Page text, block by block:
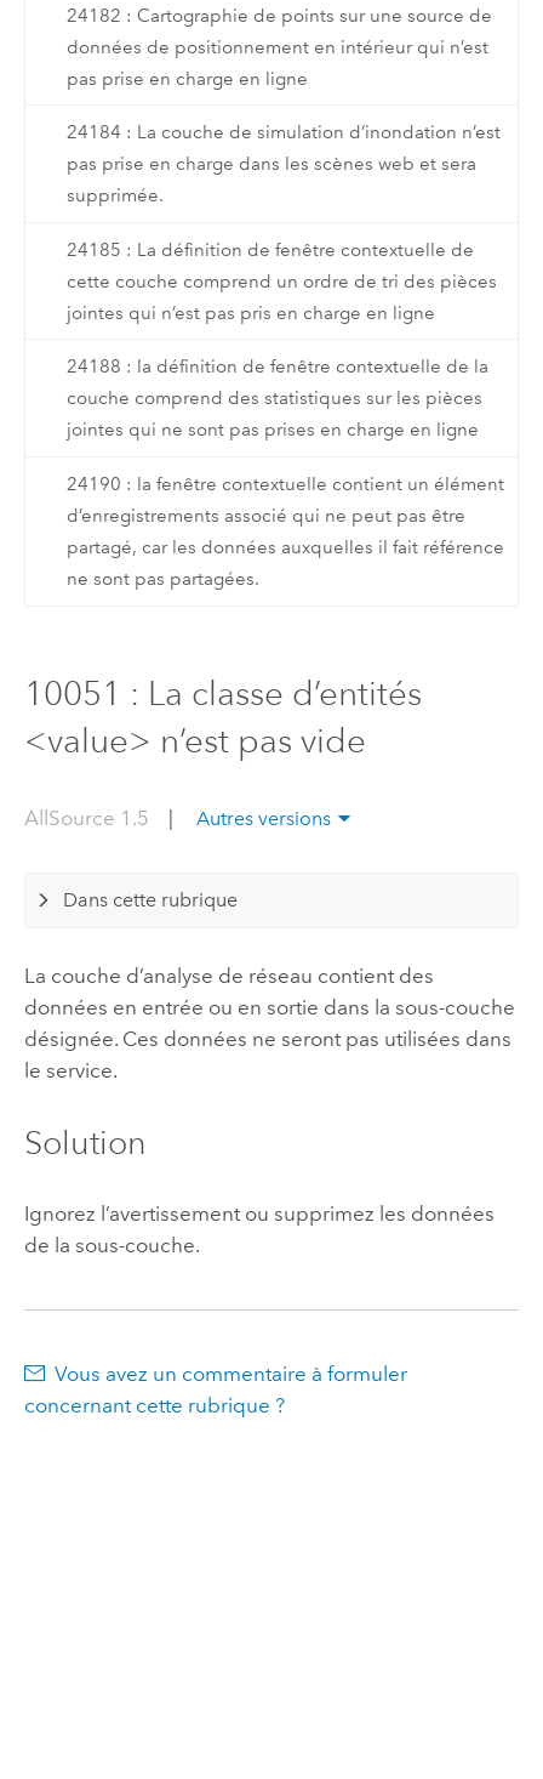
24182 : Cartographie de points sur une source de
données de positionnement en intérieur qui n’est
pas prise en charge en ligne
24184 : La couche de simulation d’inondation n’est
pas prise en charge dans les scènes web et sera
supprimée.
24185 : La définition de fenêtre contextuelle de
cette couche comprend un ordre de tri des pièces
jointes qui n’est pas pris en charge en ligne
24188 : la définition de fenêtre contextuelle de la
couche comprend des statistiques sur les pièces
jointes qui ne sont pas prises en charge en ligne
24190 : la fenêtre contextuelle contient un élément
d’enregistrements associé qui ne peut pas être
partagé, car les données auxquelles il fait référence
ne sont pas partagées.
10051 : La classe d’entités
<value> n’est pas vide
AllSource 1.5 | Autres versions
Dans cette rubrique
La couche d’analyse de réseau contient des
données en entrée ou en sortie dans la sous-couche
désignée. Ces données ne seront pas utilisées dans
le service.
Solution
Ignorez l’avertissement ou supprimez les données
de la sous-couche.
Vous avez un commentaire à formuler
concernant cette rubrique ?